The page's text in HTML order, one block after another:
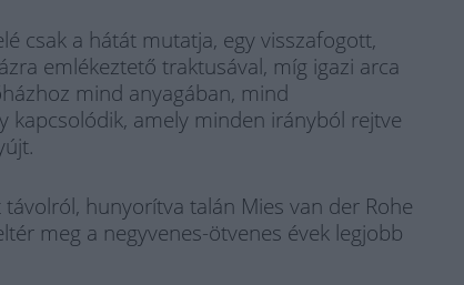
csak a hátát mutatja, egy visszafogott,
emlékeztető traktusával, míg igazi arca
mind anyagában, mind
kapcsolódik, amely minden irányból rejtve
hunyorítva talán Mies van der Rohe
meg a negyvenes-ötvenes évek legjobb